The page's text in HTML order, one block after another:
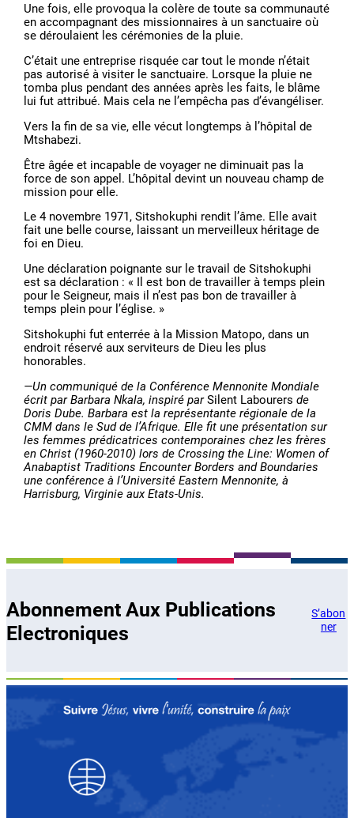
Une fois, elle provoqua la colère de toute sa communauté
en accompagnant des missionnaires à un sanctuaire où
se déroulaient les cérémonies de la pluie.
C’était une entreprise risquée car tout le monde n’était
pas autorisé à visiter le sanctuaire. Lorsque la pluie ne
tomba plus pendant des années après les faits, le blâme
lui fut attribué. Mais cela ne l’empêcha pas d’évangéliser.
Vers la fin de sa vie, elle vécut longtemps à l’hôpital de
Mtshabezi.
Être âgée et incapable de voyager ne diminuait pas la
force de son appel. L’hôpital devint un nouveau champ de
mission pour elle.
Le 4 novembre 1971, Sitshokuphi rendit l’âme. Elle avait
fait une belle course, laissant un merveilleux héritage de
foi en Dieu.
Une déclaration poignante sur le travail de Sitshokuphi
est sa déclaration : « Il est bon de travailler à temps plein
pour le Seigneur, mais il n’est pas bon de travailler à
temps plein pour l’église. »
Sitshokuphi fut enterrée à la Mission Matopo, dans un
endroit réservé aux serviteurs de Dieu les plus
honorables.
—Un communiqué de la Conférence Mennonite Mondiale
écrit par Barbara Nkala, inspiré parSilent Labourersde
Doris Dube.Barbara est la représentante régionale de la
CMM dans le Sud de l’Afrique. Elle fit une présentation sur
les femmes prédicatrices contemporaines chez les frères
en Christ (1960-2010) lors de Crossing the Line: Women of
Anabaptist Traditions Encounter Borders and Boundaries
une conférence à l’Université Eastern Mennonite, à
Harrisburg, Virginie aux Etats-Unis.
Abonnement Aux Publications
Electroniques
S’abon
ner